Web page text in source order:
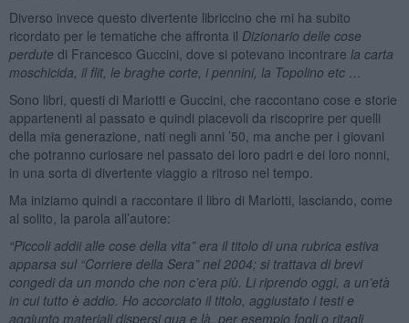
Diverso invece questo divertente libriccino che mi ha subito
ricordato per le tematiche che affronta il Dizionario delle cose
perdute di Francesco Guccini, dove si potevano incontrare la carta
moschicida, il flit, le braghe corte, i pennini, la Topolino etc …
Sono libri, questi di Mariotti e Guccini, che raccontano cose e storie
appartenenti al passato e quindi piacevoli da riscoprire per quelli
della mia generazione, nati negli anni ’50, ma anche per i giovani
che potranno curiosare nel passato dei loro padri e dei loro nonni,
in una sorta di divertente viaggio a ritroso nel tempo.
Ma iniziamo quindi a raccontare il libro di Mariotti, lasciando, come
al solito, la parola all’autore:
“Piccoli addii alle cose della vita” era il titolo di una rubrica estiva
apparsa sul “Corriere della Sera” nel 2004; si trattava di brevi
congedi da un mondo che non c’era più. Li riprendo oggi, a un’età
in cui tutto è addio. Ho accorciato il titolo, aggiustato i testi e
aggiunto materiali dispersi qua e là, per esempio fogli o ritagli